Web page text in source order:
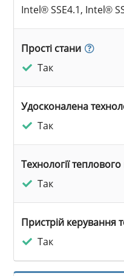
Intel® SSE4.1, Intel®
Прості стани
Так
Удосконалена
Так
Технології
Так
Пристрій керування
Так